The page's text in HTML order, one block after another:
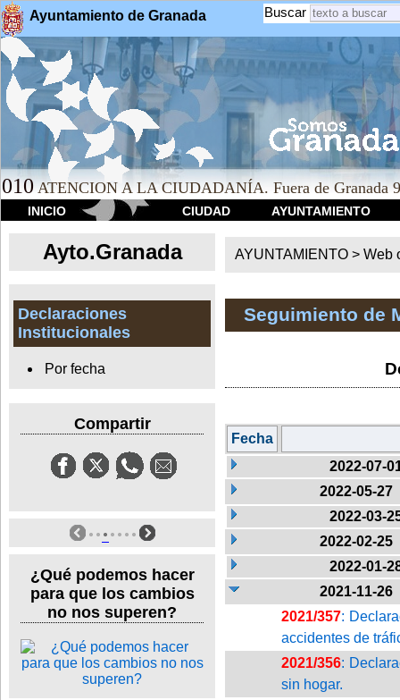
Ayuntamiento de Granada Buscar
010 ATENCION A LA CIUDADANÍA. Fuera de Granada
INICIO CIUDAD AYUNTAMIENTO
Ayto.Granada
Declaraciones
Institucionales
Por fecha
Compartir
¿Qué podemos hacer
para que los cambios
no nos superen?
AYUNTAMIENTO > Web
Seguimiento de
Fecha
2022-07-
2022-05-27
2022-03-
2022-02-25
2022-01-
2021-11-26
2021/357:
accidentes de
2021/356:
sin hogar.